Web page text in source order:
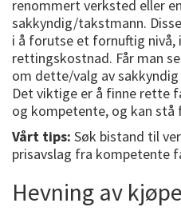
renommert verksted eller
sakkyndig/takstmann.
i å forutse et fornuftig nivå,
rettingskostnad. Får man
om dette/valg av
Det viktige er å finne rette
og kompetente, og kan stå
Vårt tips: Søk bistand til
prisavslag fra kompetente
Hevning av